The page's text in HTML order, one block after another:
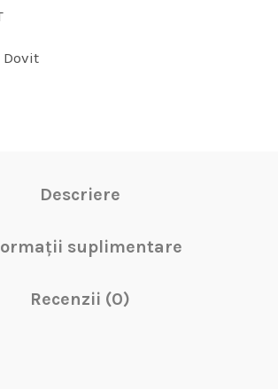
Dovit
Descriere
suplimentare
Recenzii (0)